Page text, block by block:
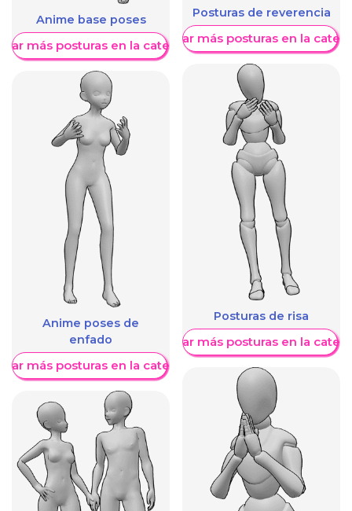
Anime base poses
más posturas en la categoría
Anime poses de
enfado
más posturas en la categoría
Posturas de reverencia
Mostrar más posturas en la
Posturas de risa
Mostrar más posturas en la